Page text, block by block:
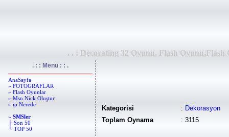
. . : Decorating 32 Oyunu, Flash
. : : Menu : : .
AnaSayfa
» FOTOGRAFLAR
» Flash Oyunlar
» Msn Nick Oluştur
» ip Nerede
»SMSler
├ Son 50
└ TOP 50
Kategorisi :Dekorasyon
Toplam Oynama
: 3115